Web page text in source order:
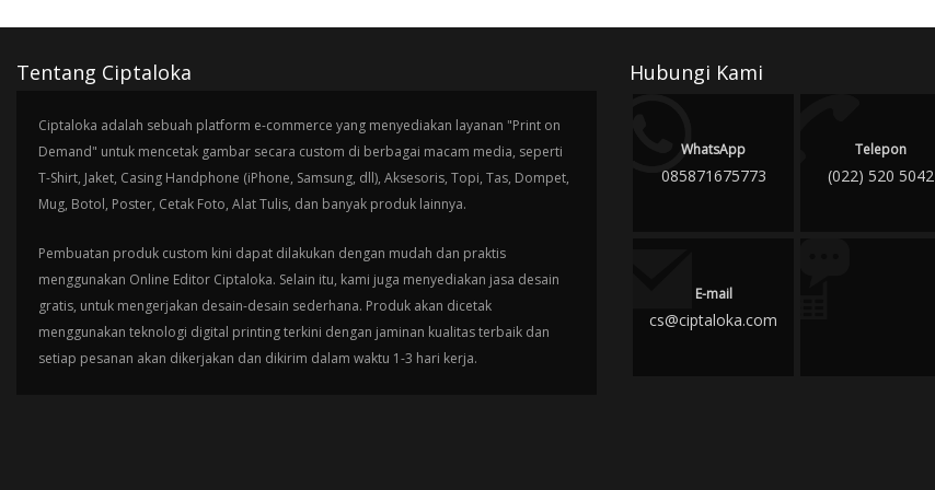
Tentang Ciptaloka
Ciptaloka adalah sebuah platform e-commerce yang menyediakan layanan "Print on
Demand" untuk mencetak gambar secara custom di berbagai macam media, seperti
T-Shirt, Jaket, Casing Handphone (iPhone, Samsung, dll), Aksesoris, Topi, Tas, Dompet,
Mug, Botol, Poster, Cetak Foto, Alat Tulis, dan banyak produk lainnya.
Pembuatan produk custom kini dapat dilakukan dengan mudah dan praktis
menggunakan Online Editor Ciptaloka. Selain itu, kami juga menyediakan jasa desain
gratis, untuk mengerjakan desain-desain sederhana. Produk akan dicetak
menggunakan teknologi digital printing terkini dengan jaminan kualitas terbaik dan
setiap pesanan akan dikerjakan dan dikirim dalam waktu 1-3 hari kerja.
Hubungi Kami
WhatsApp
085871675773
Telepon
(022) 520 5042
E-mail
cs@ciptaloka.com